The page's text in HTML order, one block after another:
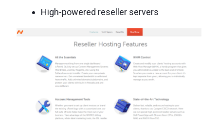
High-powered reseller servers